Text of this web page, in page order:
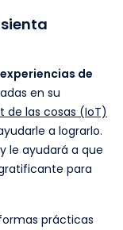
experiencias de
en su
de las cosas (IoT)
a lograrlo.
le ayudará a que
para
prácticas